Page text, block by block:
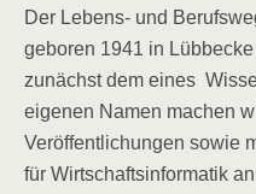
Der Lebens- und
geboren 1941 in
zunächst dem eines
eigenen Namen machen
Veröffentlichungen sowie
für Wirtschaftsinformatik